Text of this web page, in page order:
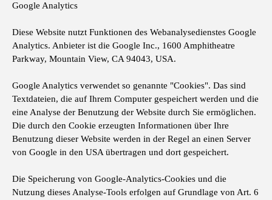
Google Analytics
Diese Website nutzt Funktionen des Webanalysedienstes Google
Analytics. Anbieter ist die Google Inc., 1600 Amphitheatre
Parkway, Mountain View, CA 94043, USA.
Google Analytics verwendet so genannte "Cookies". Das sind
Textdateien, die auf Ihrem Computer gespeichert werden und die
eine Analyse der Benutzung der Website durch Sie ermöglichen.
Die durch den Cookie erzeugten Informationen über Ihre
Benutzung dieser Website werden in der Regel an einen Server
von Google in den USA übertragen und dort gespeichert.
Die Speicherung von Google-Analytics-Cookies und die
Nutzung dieses Analyse-Tools erfolgen auf Grundlage von Art. 6